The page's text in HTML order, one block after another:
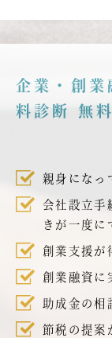
企業・創業
料診断 無
親身になっ
会社設立手
きが一度に
創業支援が
創業融資に
助成金の相
節税の提案